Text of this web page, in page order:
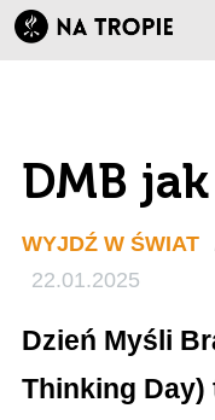
DMB
WYJDŹ W ŚWIAT
22.01.2025
Dzień Myśli
Thinking Day)